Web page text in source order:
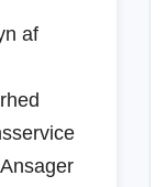
af